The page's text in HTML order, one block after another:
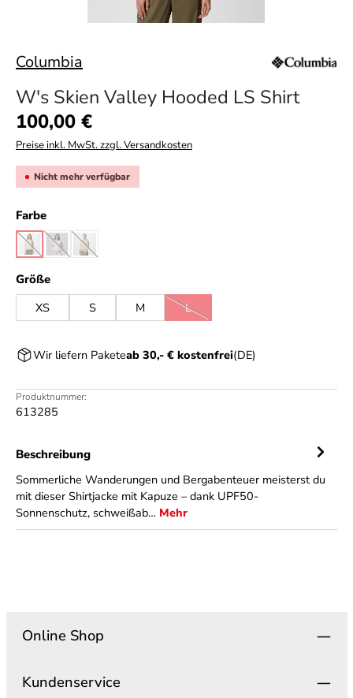
Columbia
W's Skien Valley Hooded LS Shirt
Regulärer Preis:
100,00 €
Preise inkl. MwSt. zzgl. Versandkosten
Nicht mehr verfügbar
Farbeauswählen
dark stone
(Diese Option ist zurzeit nicht verfügbar.)
lavender pearl
(Diese Option ist zurzeit nicht verfügbar.)
safari
(Diese Option ist zurzeit nicht verfügbar.)
Größeauswählen
XS
S M L
(Diese Option ist zurzeit nicht
Wir liefern Paketeab 30,- € kostenfrei(DE)
Produktnummer:
613285
Beschreibung
Sommerliche Wanderungen und Bergabenteuer meisterst du
mit dieser Shirtjacke mit Kapuze – dank UPF50-
Sonnenschutz, schweißab… Mehr
Online Shop
Kundenservice